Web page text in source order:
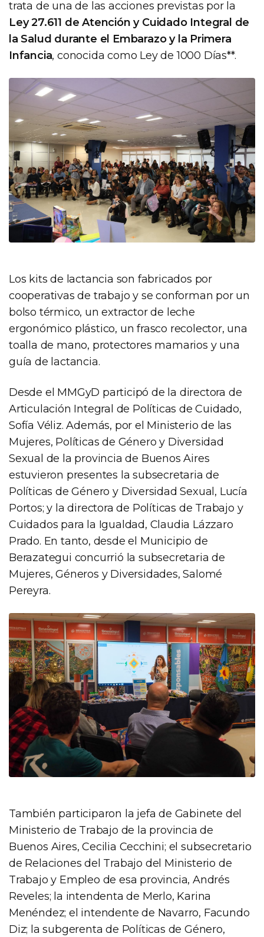
trata de una de las acciones previstas por la
Ley 27.611 de Atención y Cuidado Integral de
la Salud durante el Embarazo y la Primera
Infancia, conocida como Ley de 1000 Días**.
Los kits de lactancia son fabricados por
cooperativas de trabajo y se conforman por un
bolso térmico, un extractor de leche
ergonómico plástico, un frasco recolector, una
toalla de mano, protectores mamarios y una
guía de lactancia.
Desde el MMGyD participó de la directora de
Articulación Integral de Políticas de Cuidado,
Sofía Véliz. Además, por el Ministerio de las
Mujeres, Políticas de Género y Diversidad
Sexual de la provincia de Buenos Aires
estuvieron presentes la subsecretaria de
Políticas de Género y Diversidad Sexual, Lucía
Portos; y la directora de Políticas de Trabajo y
Cuidados para la Igualdad, Claudia Lázzaro
Prado. En tanto, desde el Municipio de
Berazategui concurrió la subsecretaria de
Mujeres, Géneros y Diversidades, Salomé
Pereyra.
También participaron la jefa de Gabinete del
Ministerio de Trabajo de la provincia de
Buenos Aires, Cecilia Cecchini; el subsecretario
de Relaciones del Trabajo del Ministerio de
Trabajo y Empleo de esa provincia, Andrés
Reveles; la intendenta de Merlo, Karina
Menéndez; el intendente de Navarro, Facundo
Diz; la subgerenta de Políticas de Género,